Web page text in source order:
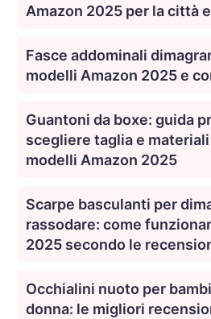
Amazon 2025 per la città
Fasce addominali
modelli Amazon 2025 e
Guantoni da boxe: guida
scegliere taglia e
modelli Amazon 2025
Scarpe basculanti per
rassodare: come
2025 secondo le
Occhialini nuoto per
donna: le migliori